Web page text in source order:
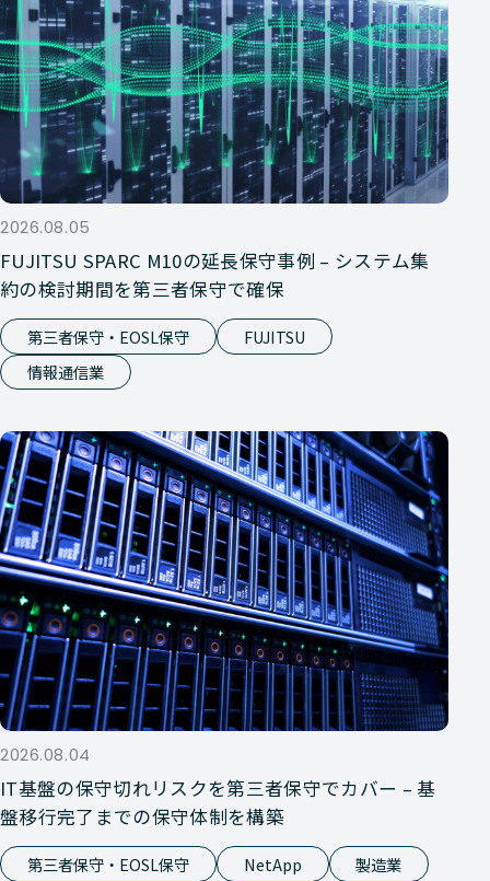
2026.08.05
FUJITSU SPARC M10の延長保守事例 – システム集
約の検討期間を第三者保守で確保
第三者保守・EOSL保守
FUJITSU
情報通信業
2026.08.04
IT基盤の保守切れリスクを第三者保守でカバー – 基
盤移行完了までの保守体制を構築
第三者保守・EOSL保守 NetApp 製造業